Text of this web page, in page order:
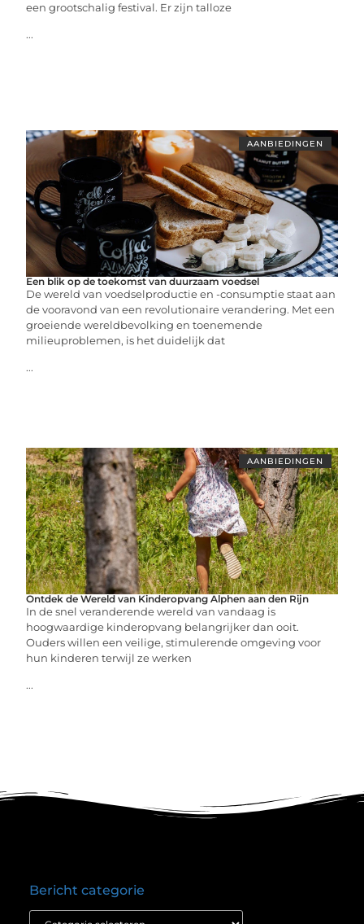
een grootschalig festival. Er zijn talloze
...
AANBIEDINGEN
Een blik op de toekomst van duurzaam voedsel
De wereld van voedselproductie en -consumptie staat aan
de vooravond van een revolutionaire verandering. Met een
groeiende wereldbevolking en toenemende
milieuproblemen, is het duidelijk dat
...
AANBIEDINGEN
Ontdek de Wereld van Kinderopvang Alphen aan den Rijn
In de snel veranderende wereld van vandaag is
hoogwaardige kinderopvang belangrijker dan ooit.
Ouders willen een veilige, stimulerende omgeving voor
hun kinderen terwijl ze werken
...
Bericht categorie